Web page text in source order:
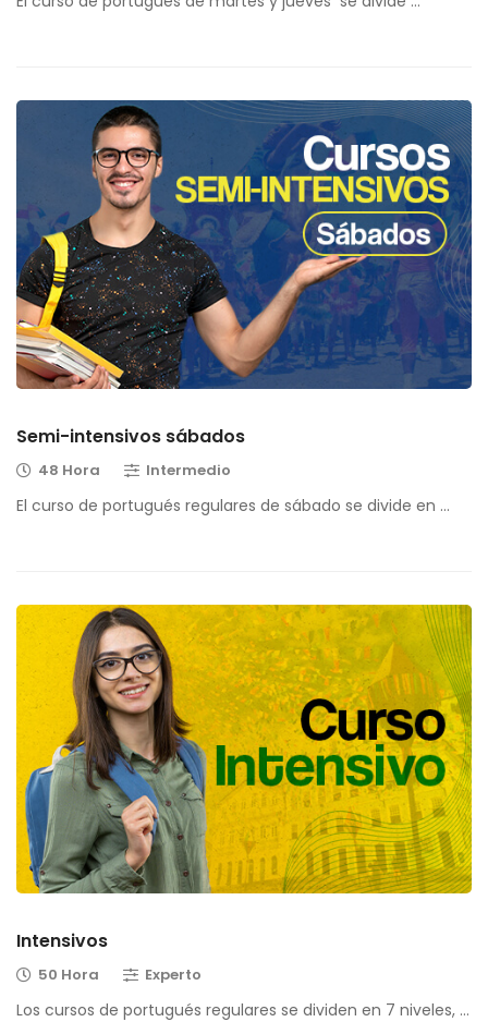
Semi-intensivos sábados
48 Hora Intermedio
El curso de portugués regulares de sábado se divide en …
Intensivos
50 Hora Experto
Los cursos de portugués regulares se dividen en 7 niveles, …